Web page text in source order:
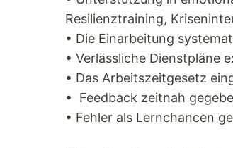
Resilienztraining,
• Die Einarbeitung
• Verlässliche Dienstpläne
• Das Arbeitszeitgesetz
• Feedback zeitnah
• Fehler als Lernchancen